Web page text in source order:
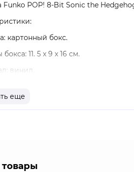
Funko POP! 8-Bit Sonic the
картонный бокс.
11. 5 х 9 х 16 см.
винил.
Издатель: Funko.
еще